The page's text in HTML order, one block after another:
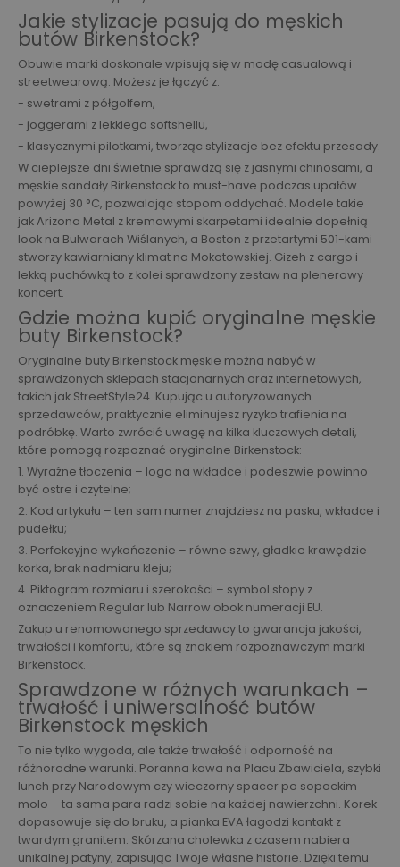
Jakie stylizacje pasują do męskich
butów Birkenstock?
Obuwie marki doskonale wpisują się w modę casualową i
streetwearową. Możesz je łączyć z:
- swetrami z półgolfem,
- joggerami z lekkiego softshellu,
- klasycznymi pilotkami, tworząc stylizacje bez efektu przesady.
W cieplejsze dni świetnie sprawdzą się z jasnymi chinosami, a
męskie sandały Birkenstock to must-have podczas upałów
powyżej 30 °C, pozwalając stopom oddychać. Modele takie
jak Arizona Metal z kremowymi skarpetami idealnie dopełnią
look na Bulwarach Wiślanych, a Boston z przetartymi 501-kami
stworzy kawiarniany klimat na Mokotowskiej. Gizeh z cargo i
lekką puchówką to z kolei sprawdzony zestaw na plenerowy
koncert.
Gdzie można kupić oryginalne męskie
buty Birkenstock?
Oryginalne buty Birkenstock męskie można nabyć w
sprawdzonych sklepach stacjonarnych oraz internetowych,
takich jak StreetStyle24. Kupując u autoryzowanych
sprzedawców, praktycznie eliminujesz ryzyko trafienia na
podróbkę. Warto zwrócić uwagę na kilka kluczowych detali,
które pomogą rozpoznać oryginalne Birkenstock:
1. Wyraźne tłoczenia – logo na wkładce i podeszwie powinno
być ostre i czytelne;
2. Kod artykułu – ten sam numer znajdziesz na pasku, wkładce i
pudełku;
3. Perfekcyjne wykończenie – równe szwy, gładkie krawędzie
korka, brak nadmiaru kleju;
4. Piktogram rozmiaru i szerokości – symbol stopy z
oznaczeniem Regular lub Narrow obok numeracji EU.
Zakup u renomowanego sprzedawcy to gwarancja jakości,
trwałości i komfortu, które są znakiem rozpoznawczym marki
Birkenstock.
Sprawdzone w różnych warunkach –
trwałość i uniwersalność butów
Birkenstock męskich
To nie tylko wygoda, ale także trwałość i odporność na
różnorodne warunki. Poranna kawa na Placu Zbawiciela, szybki
lunch przy Narodowym czy wieczorny spacer po sopockim
molo – ta sama para radzi sobie na każdej nawierzchni. Korek
dopasowuje się do bruku, a pianka EVA łagodzi kontakt z
twardym granitem. Skórzana cholewka z czasem nabiera
unikalnej patyny, zapisując Twoje własne historie. Dzięki temu